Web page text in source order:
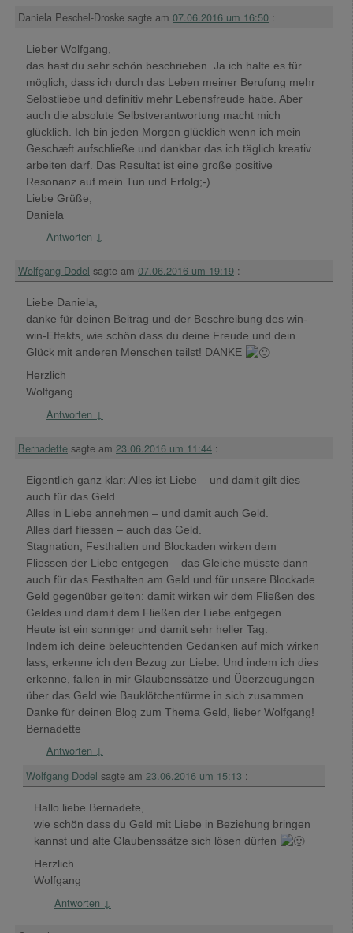
Daniela Peschel-Droske sagte am 07.06.2016 um 16:50 :
Lieber Wolfgang,
das hast du sehr schön beschrieben. Ja ich halte es für
möglich, dass ich durch das Leben meiner Berufung mehr
Selbstliebe und definitiv mehr Lebensfreude habe. Aber
auch die absolute Selbstverantwortung macht mich
glücklich. Ich bin jeden Morgen glücklich wenn ich mein
Geschæft aufschließe und dankbar das ich täglich kreativ
arbeiten darf. Das Resultat ist eine große positive
Resonanz auf mein Tun und Erfolg;-)
Liebe Grüße,
Daniela
Antworten ↓
Wolfgang Dodel sagte am 07.06.2016 um 19:19 :
Liebe Daniela,
danke für deinen Beitrag und der Beschreibung des win-
win-Effekts, wie schön dass du deine Freude und dein
Glück mit anderen Menschen teilst! DANKE
Herzlich
Wolfgang
Antworten ↓
Bernadette sagte am 23.06.2016 um 11:44 :
Eigentlich ganz klar: Alles ist Liebe – und damit gilt dies
auch für das Geld.
Alles in Liebe annehmen – und damit auch Geld.
Alles darf fliessen – auch das Geld.
Stagnation, Festhalten und Blockaden wirken dem
Fliessen der Liebe entgegen – das Gleiche müsste dann
auch für das Festhalten am Geld und für unsere Blockade
Geld gegenüber gelten: damit wirken wir dem Fließen des
Geldes und damit dem Fließen der Liebe entgegen.
Heute ist ein sonniger und damit sehr heller Tag.
Indem ich deine beleuchtenden Gedanken auf mich wirken
lass, erkenne ich den Bezug zur Liebe. Und indem ich dies
erkenne, fallen in mir Glaubenssätze und Überzeugungen
über das Geld wie Bauklötchentürme in sich zusammen.
Danke für deinen Blog zum Thema Geld, lieber Wolfgang!
Bernadette
Antworten ↓
Wolfgang Dodel sagte am 23.06.2016 um 15:13 :
Hallo liebe Bernadete,
wie schön dass du Geld mit Liebe in Beziehung bringen
kannst und alte Glaubenssätze sich lösen dürfen
Herzlich
Wolfgang
Antworten ↓